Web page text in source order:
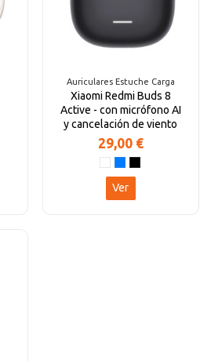
Auriculares Estuche Carga
Xiaomi Redmi Buds 8
Active - con micrófono AI
y cancelación de viento
29,00 €
Ver